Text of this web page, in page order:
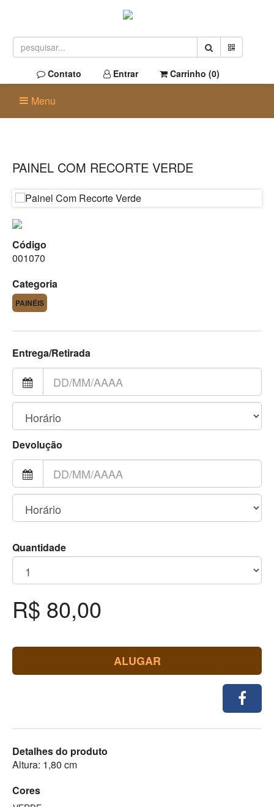
Contato Entrar Carrinho (0)
Menu
PAINEL COM RECORTE VERDE
Código
001070
Categoria
PAINÉIS
Entrega/Retirada
Devolução
Quantidade
R$ 80,00
ALUGAR
Detalhes do produto
Altura: 1,80 cm
Cores